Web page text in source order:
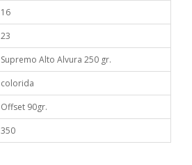
16
23
Supremo Alto Alvura 250 gr.
colorida
Offset 90gr.
350